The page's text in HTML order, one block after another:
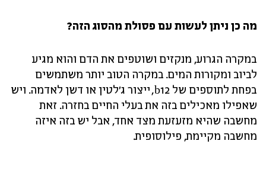
מה כן ניתן לעשות עם פסולת מהסוג הזה?
במקרה הגרוע, מנקזים ושוטפים את הדם והוא מגיע
לביוב ומקורות המים. במקרה הטוב יותר משתמשים
בפחת לתוספים של b12, ייצור ג'לטין או דשן לאדמה. ויש
שאפילו מאכילים בזה את בעלי החיים בחזרה. זאת
מחשבה שהיא מזעזעת מצד אחד, אבל יש בזה איזה
מחשבה מקיימת, פילוסופית.